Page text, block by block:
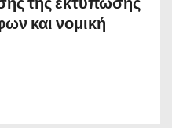
και νομική